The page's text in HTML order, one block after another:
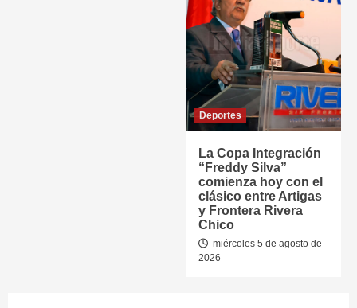
Deportes
La Copa Integración
“Freddy Silva”
comienza hoy con el
clásico entre Artigas
y Frontera Rivera
Chico
miércoles 5 de agosto de
2026